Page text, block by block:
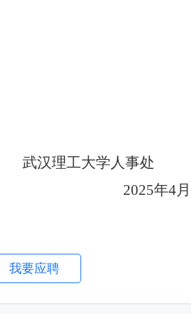
武汉理工大学人事处
2025年4月
我要应聘